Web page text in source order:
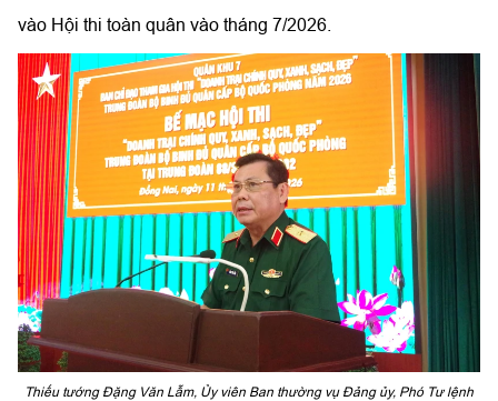
vào Hội thi toàn quân vào tháng 7/2026.
Thiếu tướng Đặng Văn Lẫm, Ủy viên Ban thường vụ Đảng ủy, Phó Tư lệnh